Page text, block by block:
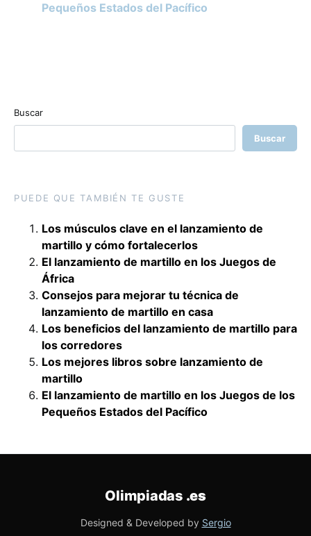
Pequeños Estados del Pacífico
Buscar
Buscar
PUEDE QUE TAMBIÉN TE GUSTE
Los músculos clave en el lanzamiento de
martillo y cómo fortalecerlos
El lanzamiento de martillo en los Juegos de
África
Consejos para mejorar tu técnica de
lanzamiento de martillo en casa
Los beneficios del lanzamiento de martillo para
los corredores
Los mejores libros sobre lanzamiento de
martillo
El lanzamiento de martillo en los Juegos de los
Pequeños Estados del Pacífico
Olimpiadas .es
Designed & Developed by Sergio